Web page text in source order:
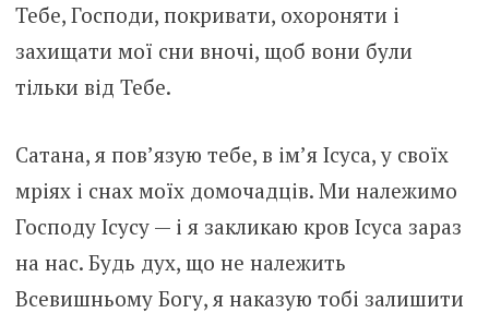
Тебе, Господи, покривати, охороняти і
захищати мої сни вночі, щоб вони були
тільки від Тебе.
Сатана, я пов’язую тебе, в ім’я Ісуса, у своїх
мріях і снах моїх домочадців. Ми належимо
Господу Ісусу — і я закликаю кров Ісуса зараз
на нас. Будь дух, що не належить
Всевишньому Богу, я наказую тобі залишити